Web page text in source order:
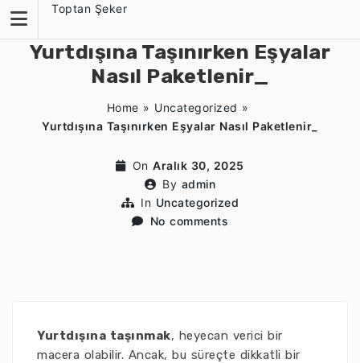
content
Toptan Şeker
Yurtdışına Taşınırken Eşyalar
Nasıl Paketlenir_
Home » Uncategorized »
Yurtdışına Taşınırken Eşyalar Nasıl Paketlenir_
On Aralık 30, 2025
By admin
In Uncategorized
No comments
Yurtdışına taşınmak, heyecan verici bir
macera olabilir. Ancak, bu süreçte dikkatli bir